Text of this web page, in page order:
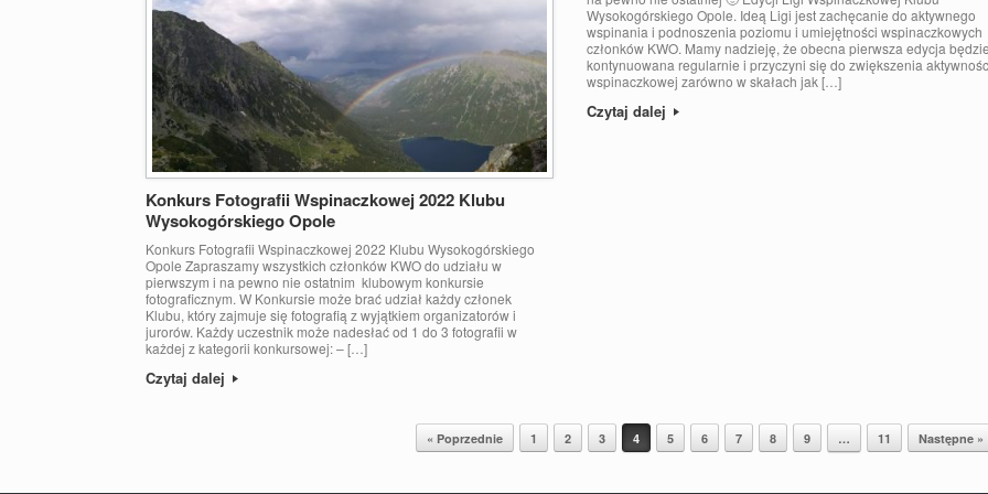
Konkurs Fotografii Wspinaczkowej 2022 Klubu
Wysokogórskiego Opole
Konkurs Fotografii Wspinaczkowej 2022 Klubu Wysokogórskiego
Opole Zapraszamy wszystkich członków KWO do udziału w
pierwszym i na pewno nie ostatnim klubowym konkursie
fotograficznym. W Konkursie może brać udział każdy członek
Klubu, który zajmuje się fotografią z wyjątkiem organizatorów i
jurorów. Każdy uczestnik może nadesłać od 1 do 3 fotografii w
każdej z kategorii konkursowej: – […]
Czytaj dalej
Wysokogórskiego Opole. Ideą Ligi jest zachęcanie do aktywnego
wspinania i podnoszenia poziomu i umiejętności wspinaczkowych
członków KWO. Mamy nadzieję, że obecna pierwsza edycja
kontynuowana regularnie i przyczyni się do zwiększenia
wspinaczkowej zarówno w skałach jak […]
Czytaj dalej
« Poprzednie 1 2 3 4 5 6 7 8 9 … 11 Następne »